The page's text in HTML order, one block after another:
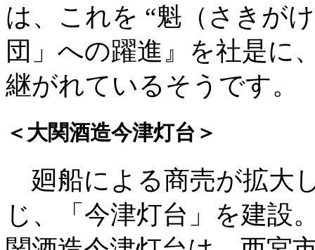
は、これを “魁（さきが
団」への躍進』を社是に
継がれているそうです。
＜大関酒造今津灯台＞
廻船による商売が拡大
じ、「今津灯台」を建設